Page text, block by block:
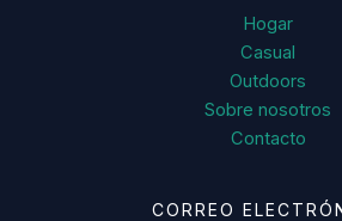
Hogar
Casual
Outdoors
Sobre nosotros
Contacto
CORREO